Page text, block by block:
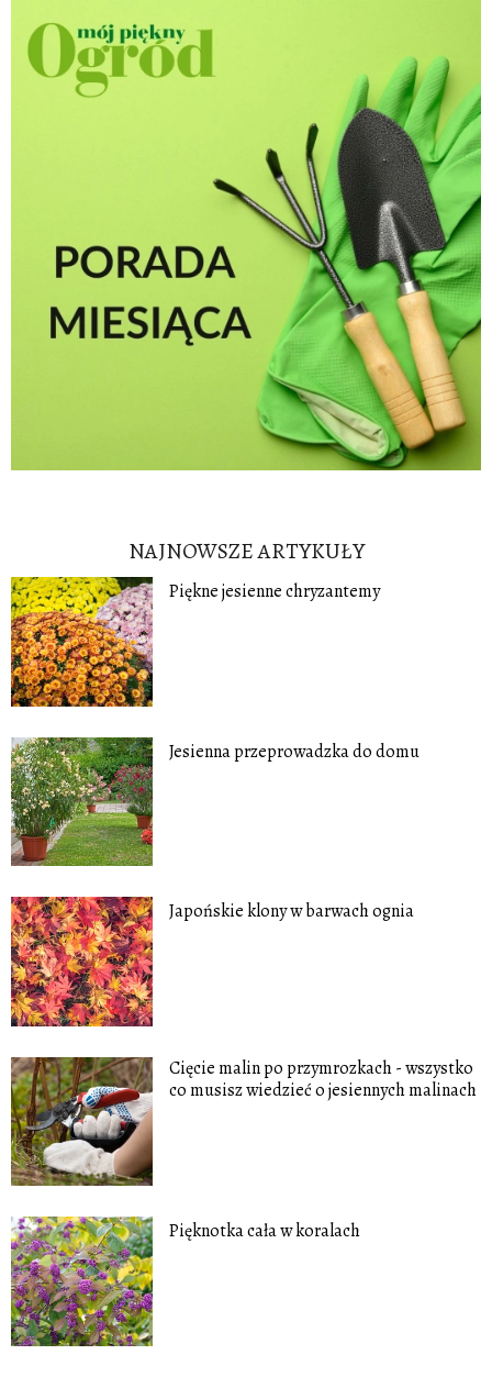
NAJNOWSZE ARTYKUŁY
Piękne jesienne chryzantemy
Jesienna przeprowadzka do domu
Japońskie klony w barwach ognia
Cięcie malin po przymrozkach - wszystko
co musisz wiedzieć o jesiennych malinach
Pięknotka cała w koralach